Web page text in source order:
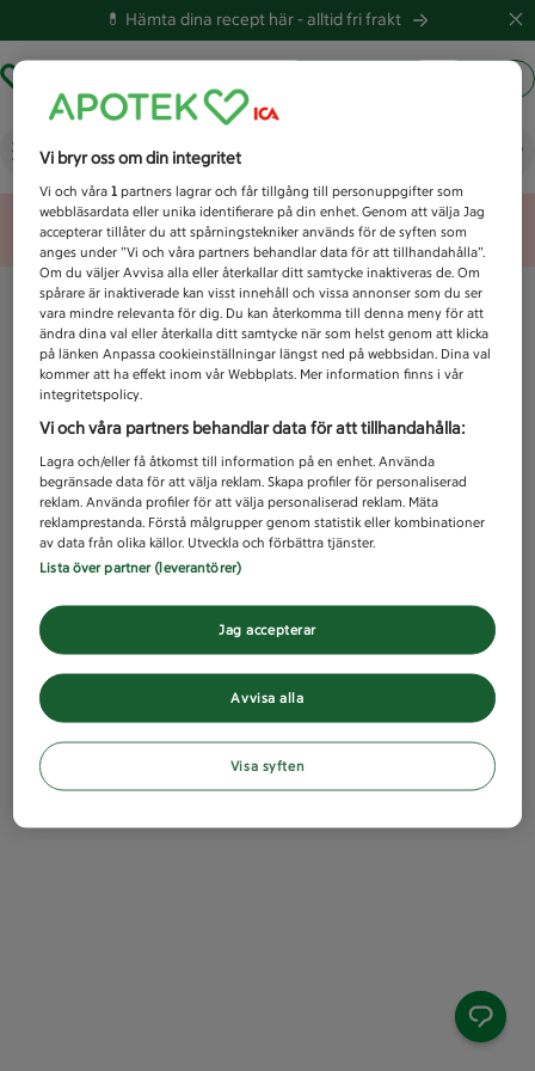
💊 Hämta dina recept här -alltid fri frakt
Vad letar du efter idag?
Unknown error
Vi bryr oss om din integritet
Vi och våra1 partners lagrar och får tillgång till personuppgifter som
webbläsardata eller unika identifierare på din enhet. Genom att välja Jag
accepterar tillåter du att spårningstekniker används för de syften som
anges under ”Vi och våra partners behandlar data för att tillhandahålla”.
Om du väljer Avvisa alla eller återkallar ditt samtycke inaktiveras de. Om
spårare är inaktiverade kan visst innehåll och vissa annonser som du ser
vara mindre relevanta för dig. Du kan återkomma till denna meny för att
ändra dina val eller återkalla ditt samtycke när som helst genom att klicka
på länken Anpassa cookieinställningar längst ned på webbsidan. Dina val
kommer att ha effekt inom vår Webbplats. Mer information finns i vår
integritetspolicy.
Vi och våra partners behandlar data för att tillhandahålla:
Lagra och/eller få åtkomst till information på en enhet. Använda
begränsade data för att välja reklam. Skapa profiler för personaliserad
reklam. Använda profiler för att välja personaliserad reklam. Mäta
reklamprestanda. Förstå målgrupper genom statistik eller kombinationer
av data från olika källor. Utveckla och förbättra tjänster.
Lista över partner (leverantörer)
Avvisa alla
Jag accepterar
Visa syften